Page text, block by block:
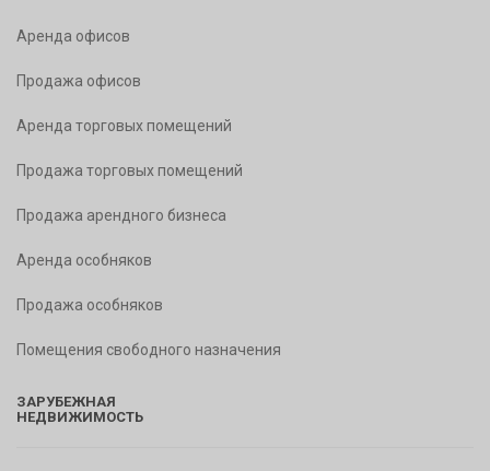
Аренда офисов
Продажа офисов
Аренда торговых помещений
Продажа торговых помещений
Продажа арендного бизнеса
Аренда особняков
Продажа особняков
Помещения свободного назначения
ЗАРУБЕЖНАЯ
НЕДВИЖИМОСТЬ